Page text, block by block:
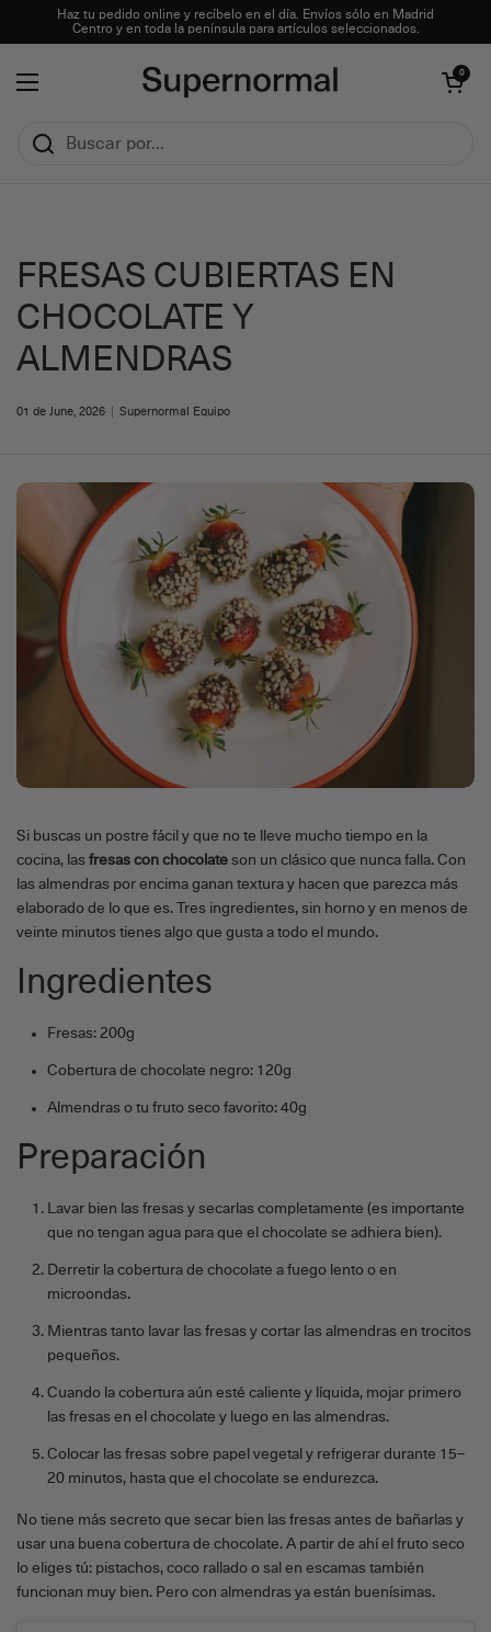
Ir al contenidoHaz tu pedido online y recíbelo en el día. Envíos sólo en Madrid
Centro y en toda la península para artículos seleccionados.
Abrir menú
Abrir carrito
0
FRESAS CUBIERTAS EN
CHOCOLATE Y
ALMENDRAS
01 de June, 2026 Supernormal Equipo
Si buscas un postre fácil y que no te lleve mucho tiempo en la
cocina, las fresas con chocolate son un clásico que nunca falla. Con
las almendras por encima ganan textura y hacen que parezca más
elaborado de lo que es. Tres ingredientes, sin horno y en menos de
veinte minutos tienes algo que gusta a todo el mundo.
Ingredientes
Fresas: 200g
Cobertura de chocolate negro: 120g
Almendras o tu fruto seco favorito: 40g
Preparación
Lavar bien las fresas y secarlas completamente (es importante
que no tengan agua para que el chocolate se adhiera bien).
Derretir la cobertura de chocolate a fuego lento o en
microondas.
Mientras tanto lavar las fresas y cortar las almendras en trocitos
pequeños.
Cuando la cobertura aún esté caliente y líquida, mojar primero
las fresas en el chocolate y luego en las almendras.
Colocar las fresas sobre papel vegetal y refrigerar durante 15–
20 minutos, hasta que el chocolate se endurezca.
No tiene más secreto que secar bien las fresas antes de bañarlas y
usar una buena cobertura de chocolate. A partir de ahí el fruto seco
lo eliges tú: pistachos, coco rallado o sal en escamas también
funcionan muy bien. Pero con almendras ya están buenísimas.